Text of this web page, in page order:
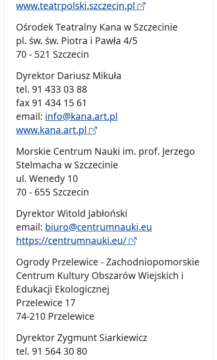
www.teatrpolski.szczecin.pl
Ośrodek Teatralny Kana w Szczecinie
pl. św. św. Piotra i Pawła 4/5
70 - 521 Szczecin
Dyrektor Dariusz Mikuła
tel. 91 433 03 88
fax 91 434 15 61
email: info@kana.art.pl
www.kana.art.pl
Morskie Centrum Nauki im. prof. Jerzego
Stelmacha w Szczecinie
ul. Wenedy 10
70 - 655 Szczecin
Dyrektor Witold Jabłoński
email: biuro@centrumnauki.eu
https://centrumnauki.eu/
Ogrody Przelewice - Zachodniopomorskie
Centrum Kultury Obszarów Wiejskich i
Edukacji Ekologicznej
Przelewice 17
74-210 Przelewice
Dyrektor Zygmunt Siarkiewicz
tel. 91 564 30 80